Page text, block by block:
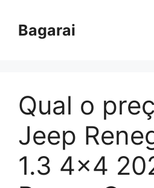
paraBagarai
Qual o
Jeep
1.3 4×4